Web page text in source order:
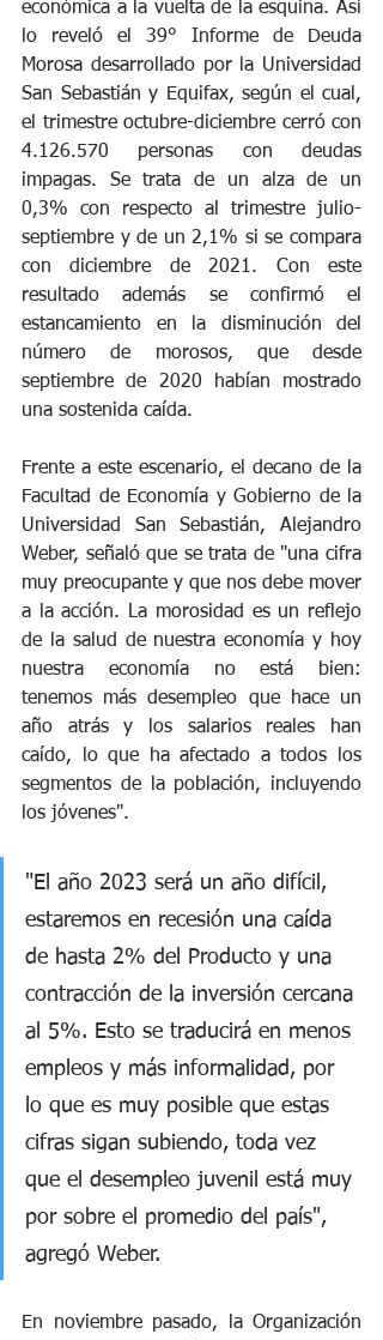
económica a la vuelta de la esquina. Así
lo reveló el 39° Informe de Deuda
Morosa desarrollado por la Universidad
San Sebastián y Equifax, según el cual,
el trimestre octubre-diciembre cerró con
4.126.570 personas con deudas
impagas. Se trata de un alza de un
0,3% con respecto al trimestre julio-
septiembre y de un 2,1% si se compara
con diciembre de 2021. Con este
resultado además se confirmó el
estancamiento en la disminución del
número de morosos, que desde
septiembre de 2020 habían mostrado
una sostenida caída.
Frente a este escenario, el decano de la
Facultad de Economía y Gobierno de la
Universidad San Sebastián, Alejandro
Weber, señaló que se trata de "una cifra
muy preocupante y que nos debe mover
a la acción. La morosidad es un reflejo
de la salud de nuestra economía y hoy
nuestra economía no está bien:
tenemos más desempleo que hace un
año atrás y los salarios reales han
caído, lo que ha afectado a todos los
segmentos de la población, incluyendo
los jóvenes".
"El año 2023 será un año difícil,
estaremos en recesión una caída
de hasta 2% del Producto y una
contracción de la inversión cercana
al 5%. Esto se traducirá en menos
empleos y más informalidad, por
lo que es muy posible que estas
cifras sigan subiendo, toda vez
que el desempleo juvenil está muy
por sobre el promedio del país",
agregó Weber.
En noviembre pasado, la Organización